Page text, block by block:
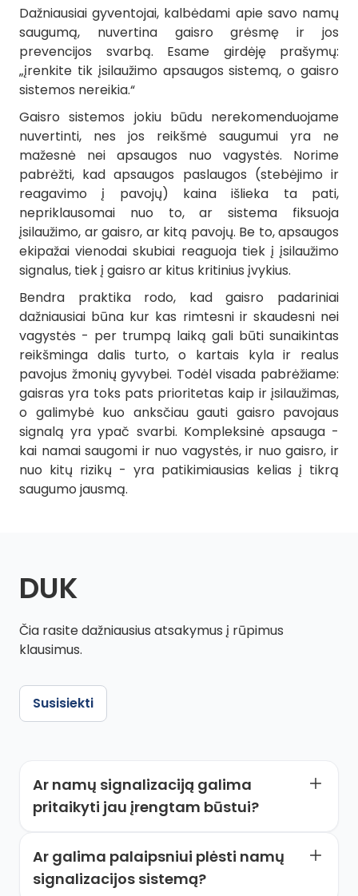
Dažniausiai gyventojai, kalbėdami apie savo namų
saugumą, nuvertina gaisro grėsmę ir jos
prevencijos svarbą. Esame girdėję prašymų:
„įrenkite tik įsilaužimo apsaugos sistemą, o gaisro
sistemos nereikia.“
Gaisro sistemos jokiu būdu nerekomenduojame
nuvertinti, nes jos reikšmė saugumui yra ne
mažesnė nei apsaugos nuo vagystės. Norime
pabrėžti, kad apsaugos paslaugos (stebėjimo ir
reagavimo į pavojų) kaina išlieka ta pati,
nepriklausomai nuo to, ar sistema fiksuoja
įsilaužimo, ar gaisro, ar kitą pavojų. Be to, apsaugos
ekipažai vienodai skubiai reaguoja tiek į įsilaužimo
signalus, tiek į gaisro ar kitus kritinius įvykius.
Bendra praktika rodo, kad gaisro padariniai
dažniausiai būna kur kas rimtesni ir skaudesni nei
vagystės - per trumpą laiką gali būti sunaikintas
reikšminga dalis turto, o kartais kyla ir realus
pavojus žmonių gyvybei. Todėl visada pabrėžiame:
gaisras yra toks pats prioritetas kaip ir įsilaužimas,
o galimybė kuo anksčiau gauti gaisro pavojaus
signalą yra ypač svarbi. Kompleksinė apsauga -
kai namai saugomi ir nuo vagystės, ir nuo gaisro, ir
nuo kitų rizikų - yra patikimiausias kelias į tikrą
saugumo jausmą.
DUK
Čia rasite dažniausius atsakymus į rūpimus
klausimus.
Susisiekti
Ar namų signalizaciją galima
pritaikyti jau įrengtam būstui?
jau gyvenamuose namuose, neardant apdailos ir
nekeičiant esamos infrastruktūros.
Ar galima palaipsniui plėsti namų
signalizacijos sistemą?